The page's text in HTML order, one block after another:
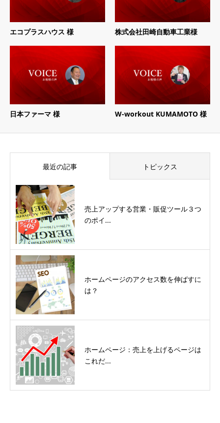
エコプラスハウス 様 株式会社田崎自動車工業様
日本ファーマ 様 W-workout KUMAMOTO 様
最近の記事 トピックス
売上アップする営業・販促ツール３つ
のポイ...
ホームページのアクセス数を伸ばすに
は？
ホームページ：売上を上げるページは
これだ...